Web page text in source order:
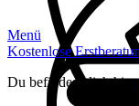
Menü
Kostenlose
Du befindest dich hier: